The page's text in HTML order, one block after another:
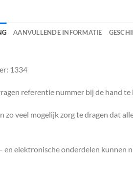
AANVULLENDE INFORMATIE
1334
referentie nummer bij de hand te
zo veel mogelijk zorg te dragen dat
en elektronische onderdelen kunnen